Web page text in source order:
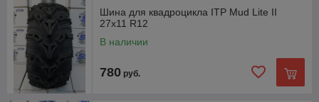
Шина для квадроцикла ITP Mud Lite II
27x11 R12
В наличии
780 руб.